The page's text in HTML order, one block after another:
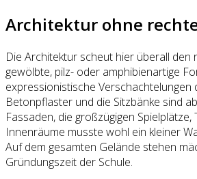
Architektur ohne
Die Architektur scheut hier überall den
gewölbte, pilz- oder amphibienartige
expressionistische Verschachtelungen
Betonpflaster und die Sitzbänke sind
Fassaden, die großzügigen
Innenräume musste wohl ein kleiner
Auf dem gesamten Gelände stehen
Gründungszeit der Schule.